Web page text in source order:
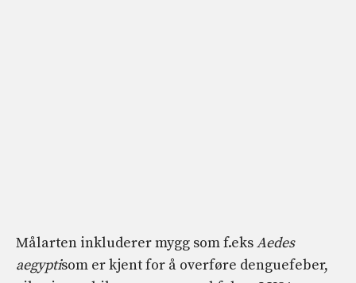
Målarten inkluderer mygg som f.eksAedes
aegyptisom er kjent for å overføre denguefeber,